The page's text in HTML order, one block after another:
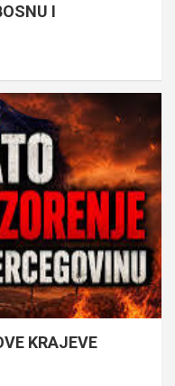
I
KRAJEVE